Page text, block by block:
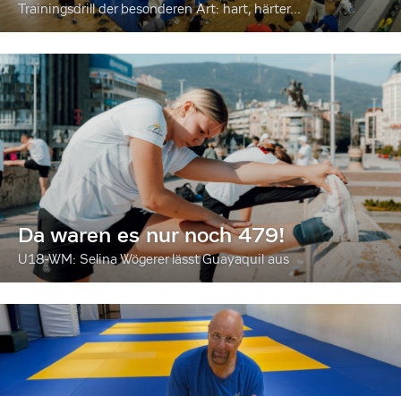
Trainingsdrill der besonderen Art: hart, härter...
Da waren es nur noch 479!
U18-WM: Selina Wögerer lässt Guayaquil aus